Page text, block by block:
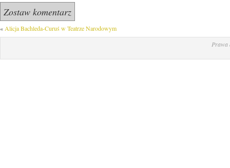
« Alicja Bachleda-Curuś w Teatrze Narodowym